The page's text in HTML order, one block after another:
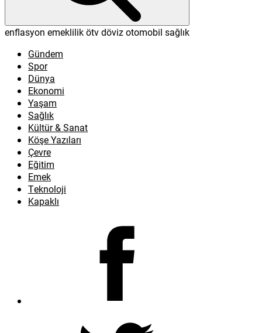
enflasyon emeklilikötvdövizotomobil sağlık
Gündem
Spor
Dünya
Ekonomi
Yaşam
Sağlık
Kültür & Sanat
Köşe Yazıları
Çevre
Eğitim
Emek
Teknoloji
Kapaklı